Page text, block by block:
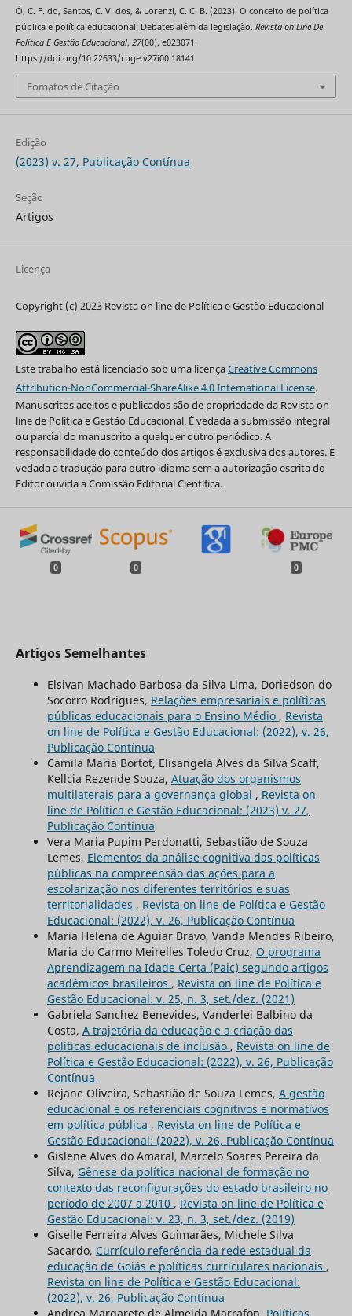
Ó, C. F. do, Santos, C. V. dos, & Lorenzi, C. C. B. (2023). O conceito de política
pública e política educacional: Debates além da legislação. Revista on Line De
Política E Gestão Educacional, 27(00), e023071.
https://doi.org/10.22633/rpge.v27i00.18141
Fomatos de Citação
Edição
(2023) v. 27, Publicação Contínua
Seção
Artigos
Licença
Copyright (c) 2023 Revista on line de Política e Gestão Educacional
Este trabalho está licenciado sob uma licençaCreative Commons
Attribution-NonCommercial-ShareAlike 4.0 International License.
Manuscritos aceitos e publicados são de propriedade da Revista on
line de Política e Gestão Educacional. É vedada a submissão integral
ou parcial do manuscrito a qualquer outro periódico. A
responsabilidade do conteúdo dos artigos é exclusiva dos autores. É
vedada a tradução para outro idioma sem a autorização escrita do
Editor ouvida a Comissão Editorial Científica.
0 0 0
Artigos Semelhantes
Elsivan Machado Barbosa da Silva Lima, Doriedson do
Socorro Rodrigues, Relações empresariais e políticas
públicas educacionais para o Ensino Médio , Revista
on line de Política e Gestão Educacional: (2022), v. 26,
Publicação Contínua
Camila Maria Bortot, Elisangela Alves da Silva Scaff,
Kellcia Rezende Souza, Atuação dos organismos
multilaterais para a governança global , Revista on
line de Política e Gestão Educacional: (2023) v. 27,
Publicação Contínua
Vera Maria Pupim Perdonatti, Sebastião de Souza
Lemes, Elementos da análise cognitiva das políticas
públicas na compreensão das ações para a
escolarização nos diferentes territórios e suas
territorialidades , Revista on line de Política e Gestão
Educacional: (2022), v. 26, Publicação Contínua
Maria Helena de Aguiar Bravo, Vanda Mendes Ribeiro,
Maria do Carmo Meirelles Toledo Cruz, O programa
Aprendizagem na Idade Certa (Paic) segundo artigos
acadêmicos brasileiros , Revista on line de Política e
Gestão Educacional: v. 25, n. 3, set./dez. (2021)
Gabriela Sanchez Benevides, Vanderlei Balbino da
Costa, A trajetória da educação e a criação das
políticas educacionais de inclusão , Revista on line de
Política e Gestão Educacional: (2022), v. 26, Publicação
Contínua
Rejane Oliveira, Sebastião de Souza Lemes, A gestão
educacional e os referenciais cognitivos e normativos
em política pública , Revista on line de Política e
Gestão Educacional: (2022), v. 26, Publicação Contínua
Gislene Alves do Amaral, Marcelo Soares Pereira da
Silva, Gênese da política nacional de formação no
contexto das reconfigurações do estado brasileiro no
período de 2007 a 2010 , Revista on line de Política e
Gestão Educacional: v. 23, n. 3, set./dez. (2019)
Giselle Ferreira Alves Guimarães, Michele Silva
Sacardo, Currículo referência da rede estadual da
educação de Goiás e políticas curriculares nacionais ,
Revista on line de Política e Gestão Educacional:
(2022), v. 26, Publicação Contínua